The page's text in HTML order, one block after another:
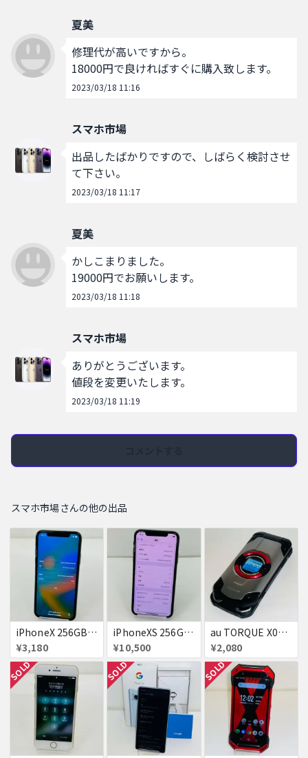
夏美
修理代が高いですから。
18000円で良ければすぐに購入致します。
2023/03/18 11:16
スマホ市場
出品したばかりですので、しばらく検討させ
て下さい。
2023/03/18 11:17
夏美
かしこまりました。
19000円でお願いします。
2023/03/18 11:18
スマホ市場
ありがとうございます。
値段を変更いたします。
2023/03/18 11:19
スマホ市場さんの他の出品
iPhoneX 256GB 赤ロム au ジャンク スペースグレイ A1902 送料無料
¥3,180
iPhoneXS 256GB 赤ロム 超美品 SoftBank ジャンク スペースグレイ MTE02J/A 送料無料
¥10,500
au TORQUE X01 KYF33 赤ロム KYOCERA 4G ガラホ 携帯電話 ジャンク シルバー 送料無料
¥2,080
SOLD SOLD SOLD